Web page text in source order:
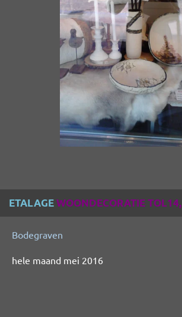
ETALAGEWOONDECORATIE TOL14,
Bodegraven
hele maand mei 2016